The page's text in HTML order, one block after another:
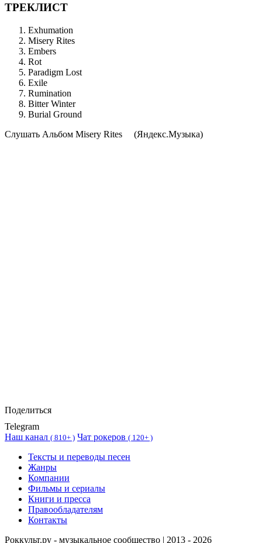
ТРЕКЛИСТ
Exhumation
Misery Rites
Embers
Rot
Paradigm Lost
Exile
Rumination
Bitter Winter
Burial Ground
Cлушать Альбом Misery Rites
(Яндекс.Музыка)
Поделиться
Telegram
Наш канал ( 810+ ) Чат рокеров ( 120+ )
Тексты и переводы песен
Жанры
Компании
Фильмы и сериалы
Книги и пресса
Правообладателям
Контакты
Роккульт.ру - музыкальное сообщество | 2013 - 2026